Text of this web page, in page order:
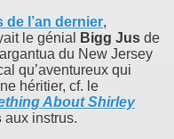
de l’an dernier,
le génial Bigg Jus de
du New Jersey
qu’aventureux qui
héritier, cf. le
About Shirley
aux instrus.